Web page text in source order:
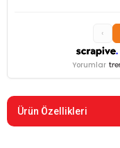
‹
Yorumlar
Ürün Özellikleri